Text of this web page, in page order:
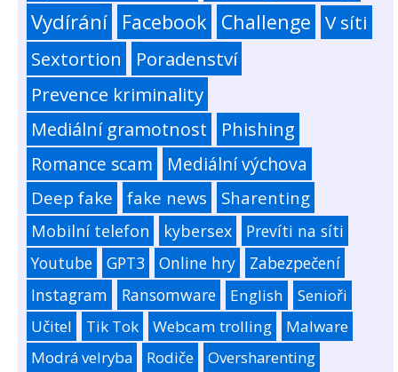
Vydírání Facebook Challenge
V síti
Sextortion
Poradenství
Prevence kriminality
Mediální gramotnost
Phishing
Romance scam
Mediální výchova
Deep fake fake news Sharenting
Mobilní telefon kybersex
Prevíti na síti
Youtube
GPT3 Online hry
Zabezpečení
Instagram
Ransomware English
Senioři
Učitel
Tik Tok Webcam trolling
Malware
Modrá velryba
Rodiče
Oversharenting